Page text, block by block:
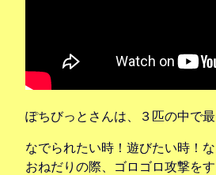
ぽちびっとさんは、３匹の中で最
なでられたい時！遊びたい時！
おねだりの際、ゴロゴロ攻撃を